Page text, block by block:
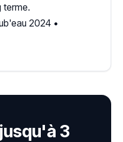
terme.
2024 •
3